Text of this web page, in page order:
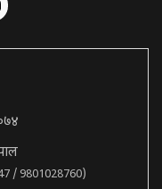
/ 9801028760)